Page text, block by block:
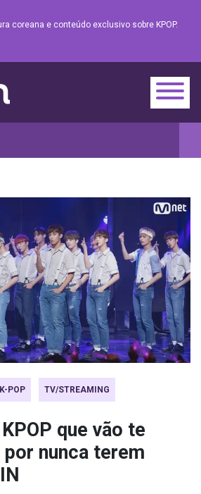
coreana e conteúdo exclusivo sobre KPOP.
K-POP TV/STREAMING
que vão te
nunca terem